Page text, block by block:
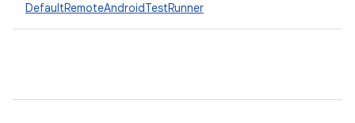
DefaultRemoteAndroidTestRunner